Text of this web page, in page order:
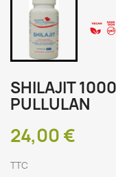
SHILAJIT
PULLULAN
24,00 €
TTC